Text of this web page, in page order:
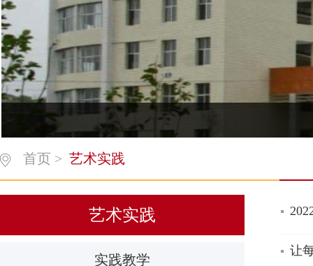
首页 > 艺术实践
艺术实践
实践教学
让